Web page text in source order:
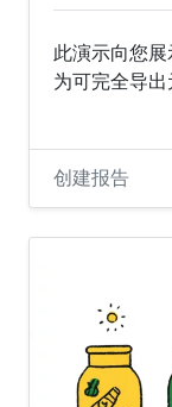
此演示向您
为可完全导出
创建报告